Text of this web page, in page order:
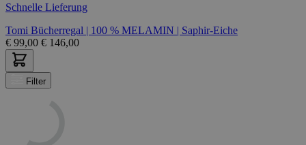
Schnelle Lieferung
Tomi Bücherregal | 100 % MELAMIN | Saphir-Eiche
€ 99,00 € 146,00
Filter